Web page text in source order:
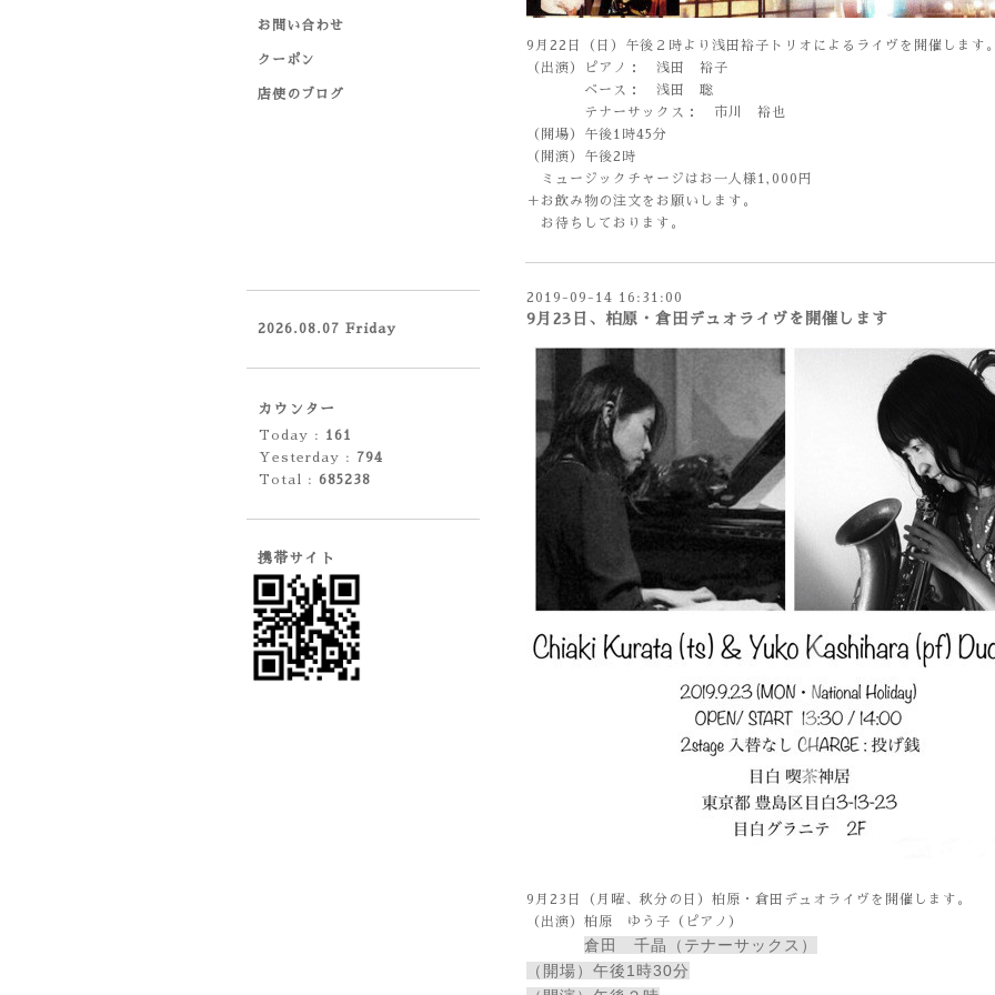
9月22日（日）午後２時より浅田裕子トリオによるライヴを開催します
（出演）ピアノ： 浅田 裕子
ベース： 浅田 聡
テナーサックス： 市川 裕也
（開場）午後1時45分
（開演）午後2時
ミュージックチャージはお一人様1,000円
＋お飲み物の注文をお願いします。
お待ちしております。
2019-09-14 16:31:00
9月23日、柏原・倉田デュオライヴを開催します
9月23日（月曜、秋分の日）柏原・倉田デュオライヴを開催します。
（出演）柏原 ゆう子（ピアノ）
倉田　千晶（テナーサックス）
（開場）午後1時30分
お問い合わせ
クーポン
店使のブログ
2026.08.07 Friday
カウンター
Today : 161
Yesterday : 794
Total : 685238
携帯サイト